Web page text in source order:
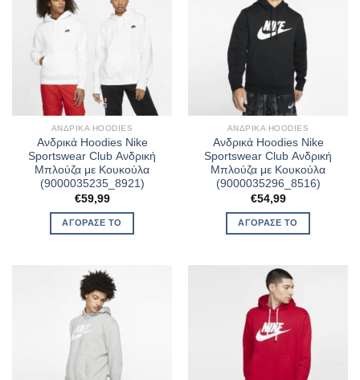
ΑΝΔΡΙΚΆ HOODIES
Ανδρικά Hoodies Nike
Sportswear Club Ανδρική
Μπλούζα με Κουκούλα
(9000035235_8921)
€59,99
ΑΓΌΡΑΣΈ ΤΟ
ΑΝΔΡΙΚΆ HOODIES
Ανδρικά Hoodies Nike
Sportswear Club Ανδρική
Μπλούζα με Κουκούλα
(9000035296_8516)
€54,99
ΑΓΌΡΑΣΈ ΤΟ